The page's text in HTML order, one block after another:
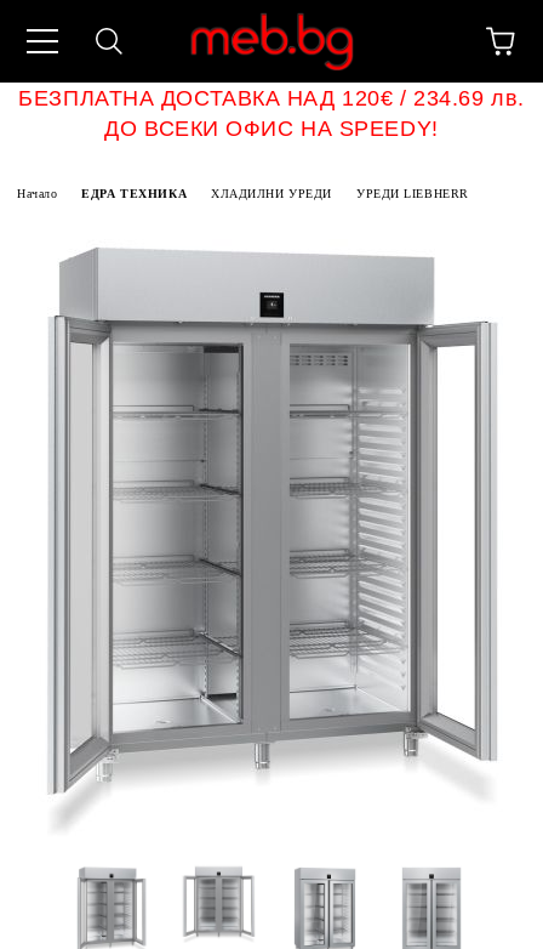
БЕЗПЛАТНА ДОСТАВКА НАД 120€ / 234.69 лв.
ДО ВСЕКИ ОФИС НА SPEEDY!
Начало ЕДРА ТЕХНИКА ХЛАДИЛНИ УРЕДИ УРЕДИ LIEBHERR